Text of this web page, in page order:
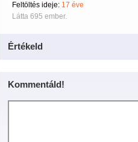
Feltöltés ideje: 17 éve
Látta 695 ember.
Értékeld
Kommentáld!